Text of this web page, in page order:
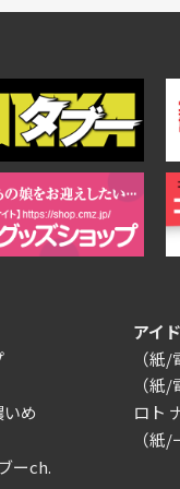
め
ーch.
アイ
（紙
（紙
ロト
（紙